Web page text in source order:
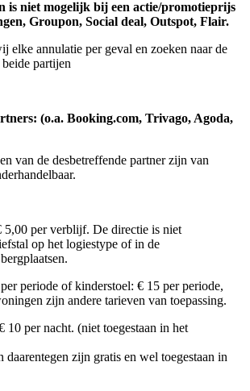
is niet mogelijk bij een actie/promotieprijs
Groupon, Social deal, Outspot, Flair.
elke annulatie per geval en zoeken naar de
partijen
(o.a. Booking.com, Trivago, Agoda,
van de desbetreffende partner zijn van
5,00 per verblijf. De directie is niet
op het logiestype of in de
periode of kinderstoel: € 15 per periode,
zijn andere tarieven van toepassing.
10 per nacht. (niet toegestaan in het
zijn gratis en wel toegestaan in